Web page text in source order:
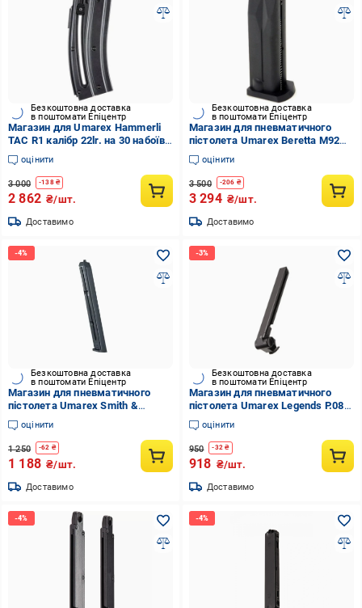
Безкоштовна доставка
в поштомати Епіцентр
Магазин для Umarex Hammerli
TAC R1 калібр 22lr. на 30 набоїв
(stvo2008120)
оцінити
3 000 -138₴
2 862 ₴/шт.
Доставимо
Безкоштовна доставка
в поштомати Епіцентр
Магазин для пневматичного
пістолета Umarex Beretta M92A1
калібр 4,5 мм (stvo1003502)
оцінити
3 500 -206 ₴
3 294 ₴/шт.
Доставимо
Безкоштовна доставка
в поштомати Епіцентр
Магазин для пневматичного
пістолета Umarex Smith &
Wesson M&P40 калібр 4,5 мм 2
шт. (stvo1003497)
оцінити
1 250 -62 ₴
1 188 ₴/шт.
Доставимо
Безкоштовна доставка
в поштомати Епіцентр
Магазин для пневматичного
пістолета Umarex Legends P.08
калібр 4,5 мм (stvo1003500)
оцінити
950 -32 ₴
918 ₴/шт.
Доставимо